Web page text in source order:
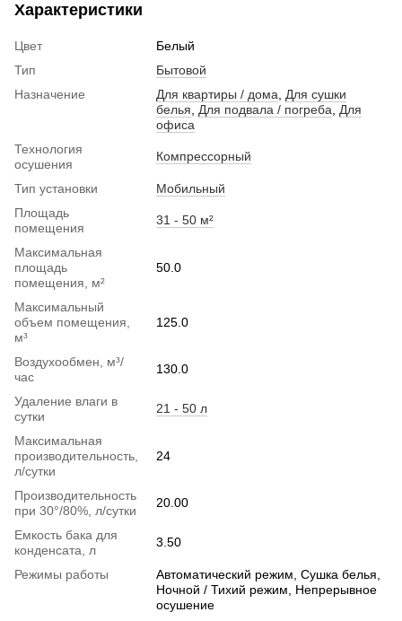
Характеристики
Цвет
Белый
Тип
Бытовой
Назначение
Для квартиры / дома
Для сушки
белья
Для подвала / погреба
Для
офиса
Технология
осушения
Компрессорный
Тип установки
Мобильный
Площадь
помещения
31 - 50 м²
Максимальная
площадь
помещения, м²
50.0
Максимальный
объем помещения,
м³
125.0
Воздухообмен, м³/
час
130.0
Удаление влаги в
сутки
21 - 50 л
Максимальная
производительность,
л/сутки
24
Производительность
при 30°/80%, л/сутки
20.00
Емкость бака для
конденсата, л
3.50
Режимы работы
Автоматический режим, Сушка белья,
Ночной / Тихий режим, Непрерывное
осушение